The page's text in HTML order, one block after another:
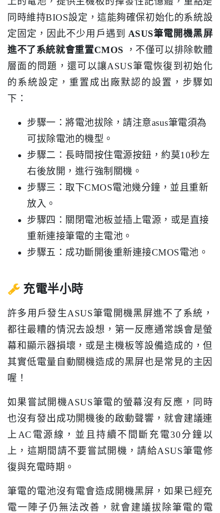
同時維持BIOS設定，這能夠確保初始化的系統設
定固定，因此不少用戶遇到 ASUS筆電開機黑屏
進不了系統就會重置CMOS
，不僅可以排除軟體
層面的問題，還可以讓ASUS筆電恢復到初始化
的系統設定，重置成出廠默認的設置，步驟如
下：
步驟一：將電池拔除，請注意asus筆電須為
可拔除電池的機型。
步驟二：長時間按住電源按鈕，約莫10秒左
右後放開，進行強制關機。
步驟三：取下CMOS電池幾分鐘，並且重新
放入。
步驟四：關閉電池板並插上電源，或是直接
重新連接筆電的主電池。
步驟五：成功斷開後重新連接CMOS電池。
充電半小時
許多用戶發生ASUS筆電開機黑屏進不了系統，
都往最糟的情況去設想，第一反應通常誤會是螢
幕和顯示器損壞，或是主機板等設備造成的，但
其實低電量自動關機造成的黑屏也是常見的主因
喔！
如果嘗試開機ASUS筆電的螢幕沒有反應，同時
也沒有發出成功開機後的啟動聲響，就會建議連
上AC電源線，並且持續不間斷充電30分鐘以
上，這期間請不要嘗試開機，請給ASUS筆電修
復與充電時期。
筆電的電池沒有電會造成開機黑屏，如果已經充
電一陣子仍無法改善，就會建議拔除筆電的電